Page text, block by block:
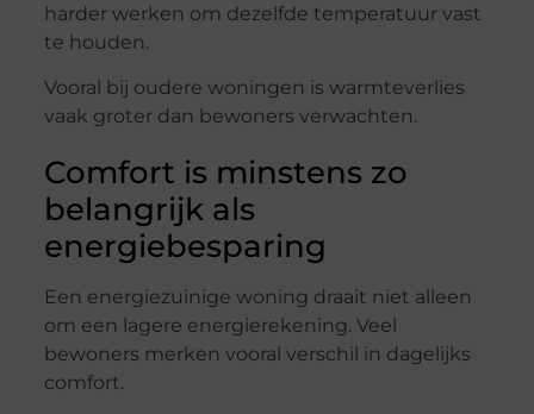
harder werken om dezelfde temperatuur vast
te houden.
Vooral bij oudere woningen is warmteverlies
vaak groter dan bewoners verwachten.
Comfort is minstens zo
belangrijk als
energiebesparing
Een energiezuinige woning draait niet alleen
om een lagere energierekening. Veel
bewoners merken vooral verschil in dagelijks
comfort.